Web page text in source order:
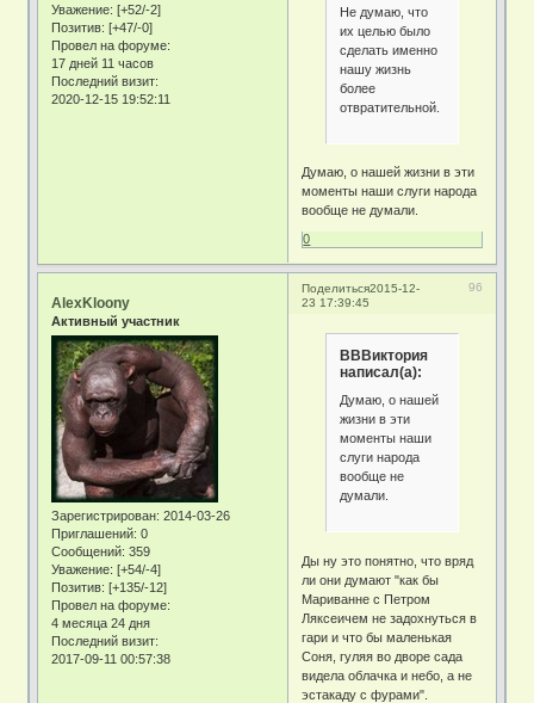
Уважение: [+52/-2]
Позитив: [+47/-0]
Провел на форуме:
17 дней 11 часов
Последний визит:
2020-12-15 19:52:11
Не думаю, что
их целью было
сделать именно
нашу жизнь
более
отвратительной.
Думаю, о нашей жизни в эти
моменты наши слуги народа
вообще не думали.
0
Поделиться 96
2015-12-
23 17:39:45
AlexKloony
Активный участник
Зарегистрирован: 2014-03-26
Приглашений: 0
Сообщений: 359
Уважение: [+54/-4]
Позитив: [+135/-12]
Провел на форуме:
4 месяца 24 дня
Последний визит:
2017-09-11 00:57:38
ВВВиктория
написал(а):
Думаю, о нашей
жизни в эти
моменты наши
слуги народа
вообще не
думали.
Ды ну это понятно, что вряд
ли они думают "как бы
Мариванне с Петром
Ляксеичем не задохнуться в
гари и что бы маленькая
Соня, гуляя во дворе сада
видела облачка и небо, а не
эстакаду с фурами".